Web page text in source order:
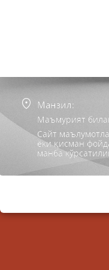
Манзил:
Маъмурият
Сайт
ёки қисман
манба